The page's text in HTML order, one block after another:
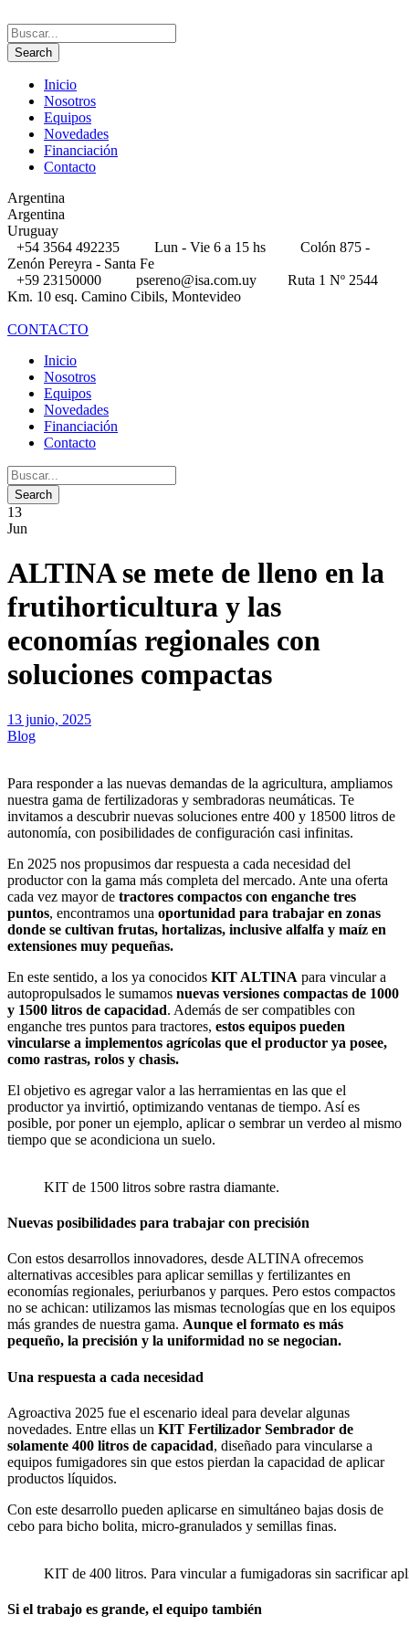
Inicio
Nosotros
Equipos
Novedades
Financiación
Contacto
Argentina
Argentina
Uruguay
+54 3564 492235
Lun - Vie 6 a 15 hs
Colón 875 -
Zenón Pereyra - Santa Fe
+59 23150000
psereno@isa.com.uy
Ruta 1 Nº 2544
Km. 10 esq. Camino Cibils, Montevideo
CONTACTO
Inicio
Nosotros
Equipos
Novedades
Financiación
Contacto
13
Jun
ALTINA se mete de lleno en la
frutihorticultura y las
economías regionales con
soluciones compactas
13 junio, 2025
Blog
Para responder a las nuevas demandas de la agricultura, ampliamos
nuestra gama de fertilizadoras y sembradoras neumáticas. Te
invitamos a descubrir nuevas soluciones entre 400 y 18500 litros de
autonomía, con posibilidades de configuración casi infinitas.
En 2025 nos propusimos dar respuesta a cada necesidad del
productor con la gama más completa del mercado. Ante una oferta
cada vez mayor de tractores compactos con enganche tres
puntos, encontramos una oportunidad para trabajar en zonas
donde se cultivan frutas, hortalizas, inclusive alfalfa y maíz en
extensiones muy pequeñas.
En este sentido, a los ya conocidos KIT ALTINA para vincular a
autopropulsados le sumamos nuevas versiones compactas de 1000
y 1500 litros de capacidad. Además de ser compatibles con
enganche tres puntos para tractores, estos equipos pueden
vincularse a implementos agrícolas que el productor ya posee,
como rastras, rolos y chasis.
El objetivo es agregar valor a las herramientas en las que el
productor ya invirtió, optimizando ventanas de tiempo. Así es
posible, por poner un ejemplo, aplicar o sembrar un verdeo al mismo
tiempo que se acondiciona un suelo.
KIT de 1500 litros sobre rastra diamante.
Nuevas posibilidades para trabajar con precisión
Con estos desarrollos innovadores, desde ALTINA ofrecemos
alternativas accesibles para aplicar semillas y fertilizantes en
economías regionales, periurbanos y parques. Pero estos compactos
no se achican: utilizamos las mismas tecnologías que en los equipos
más grandes de nuestra gama. Aunque el formato es más
pequeño, la precisión y la uniformidad no se negocian.
Una respuesta a cada necesidad
Agroactiva 2025 fue el escenario ideal para develar algunas
novedades. Entre ellas un KIT Fertilizador Sembrador de
solamente 400 litros de capacidad, diseñado para vincularse a
equipos fumigadores sin que estos pierdan la capacidad de aplicar
productos líquidos.
Con este desarrollo pueden aplicarse en simultáneo bajas dosis de
cebo para bicho bolita, micro-granulados y semillas finas.
KIT de 400 litros. Para vincular a fumigadoras sin sacrificar
Si el trabajo es grande, el equipo también